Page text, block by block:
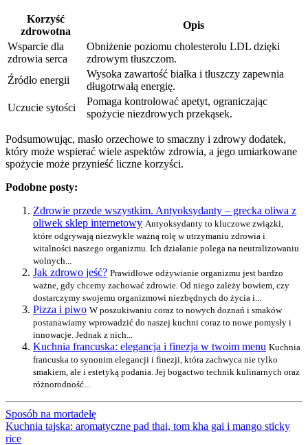
Korzyść
zdrowotna
Opis
Wsparcie dla
zdrowia serca
Obniżenie poziomu cholesterolu LDL dzięki
zdrowym tłuszczom.
Źródło energii
Wysoka zawartość białka i tłuszczy zapewnia
długotrwałą energię.
Uczucie sytości
Pomaga kontrolować apetyt, ograniczając
spożycie niezdrowych przekąsek.
Podsumowując, masło orzechowe to smaczny i zdrowy dodatek,
który może wspierać wiele aspektów zdrowia, a jego umiarkowane
spożycie może przynieść liczne korzyści.
Podobne posty:
Zdrowie przede wszystkim. Antyoksydanty – grecka oliwa z
oliwek sklep internetowy Antyoksydanty to kluczowe związki,
które odgrywają niezwykle ważną rolę w utrzymaniu zdrowia i
witalności naszego organizmu. Ich działanie polega na neutralizowaniu
wolnych...
Jak zdrowo jeść? Prawidłowe odżywianie organizmu jest bardzo
ważne, gdy chcemy zachować zdrowie. Od niego zależy bowiem, czy
dostarczymy swojemu organizmowi niezbędnych do życia i...
Pizza i piwo W poszukiwaniu coraz to nowych doznań i smaków
postanawiamy wprowadzić do naszej kuchni coraz to nowe pomysły i
innowacje. Jednak z nich...
Kuchnia francuska: elegancja i finezja w twoim menu Kuchnia
francuska to synonim elegancji i finezji, która zachwyca nie tylko
smakiem, ale i estetyką podania. Jej bogactwo technik kulinarnych oraz
różnorodność...
Sposób na mortadelę
Kuchnia tajska: aromatyczne pad thai, tom kha gai i mango sticky
rice